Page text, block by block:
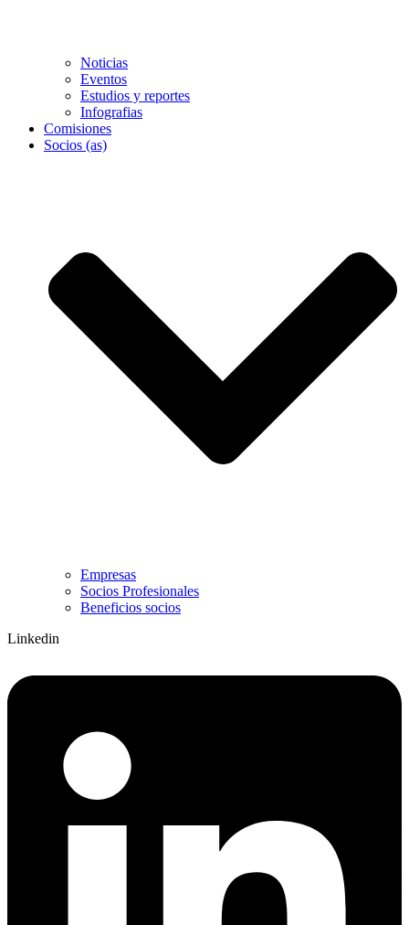
Noticias
Eventos
Estudios y reportes
Infografias
Comisiones
Socios (as)
Empresas
Socios Profesionales
Beneficios socios
Linkedin